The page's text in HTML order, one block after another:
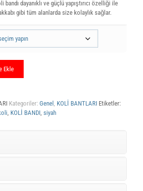
-
₺65,00
bandı dayanıklı ve güçlü yapıştırıcı özelliği ile
gibi tüm alanlarda size kolaylık sağlar.
Ekle
Kategoriler: Genel , KOLİ BANTLARI Etiketler:
, KOLİ BANDI, siyah